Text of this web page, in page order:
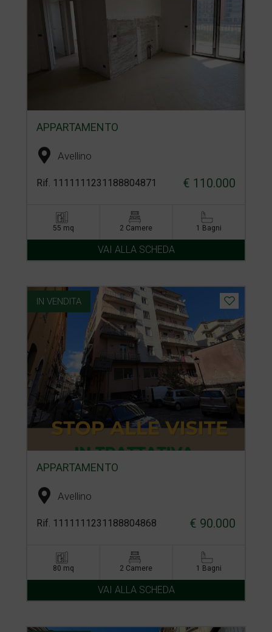
APPARTAMENTO
Avellino
Rif. 1111111231188804871 € 110.000
55 mq 2 Camere 1 Bagni
VAI ALLA SCHEDA
IN VENDITA
APPARTAMENTO
Avellino
Rif. 1111111231188804868 € 90.000
80 mq 2 Camere 1 Bagni
VAI ALLA SCHEDA